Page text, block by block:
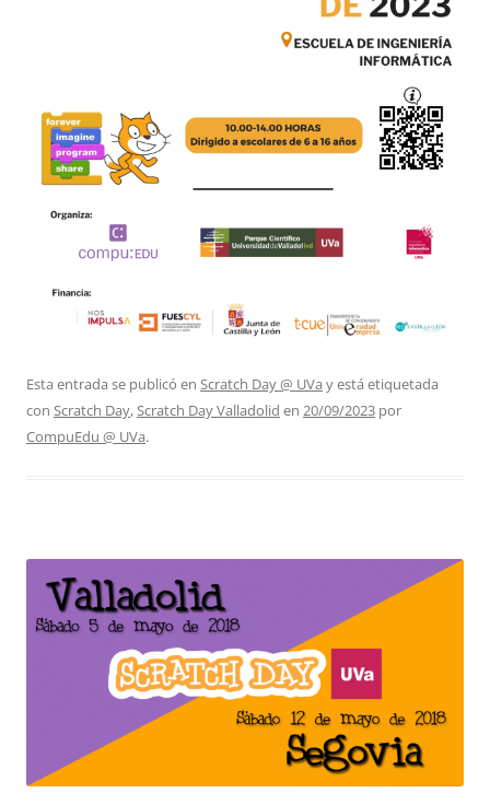
Esta entrada se publicó en Scratch Day @ UVa y está etiquetada
con Scratch Day,Scratch Day Valladolid en 20/09/2023 por
CompuEdu @ UVa.